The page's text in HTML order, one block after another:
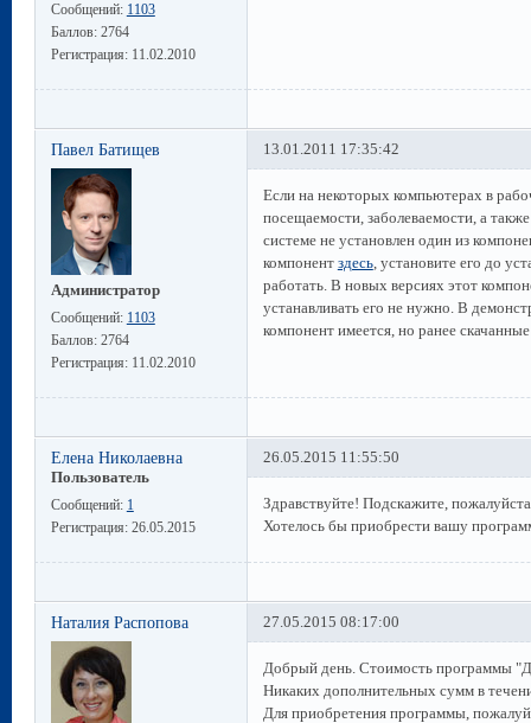
Сообщений: 1103
Баллов: 2764
Регистрация: 11.02.2010
Павел Батищев
Администратор
Сообщений: 1103
Баллов: 2764
Регистрация: 11.02.2010
13.01.2011 17:35:42
Если на некоторых компьютерах в
посещаемости, заболеваемости, а
системе не установлен один из
компонент здесь, установите его до
работать. В новых версиях этот
устанавливать его не нужно. В
компонент имеется, но ранее
Елена Николаевна
Пользователь
Сообщений: 1
Регистрация: 26.05.2015
26.05.2015 11:55:50
Здравствуйте! Подскажите,
Хотелось бы приобрести вашу
Наталия Распопова 27.05.2015 08:17:00
Добрый день. Стоимость программы
Никаких дополнительных сумм в
Для приобретения программы,